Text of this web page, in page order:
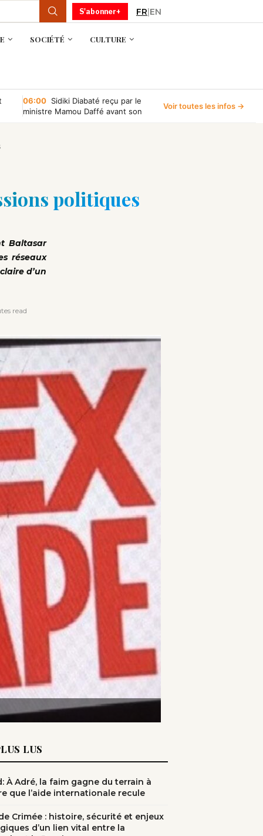
S'abonner+ FR|EN
SOCIÉTÉ CULTURE
06:00 Sidiki Diabaté reçu par le
ministre Mamou Daffé avant son
Voir toutes les infos →
politiques
Baltasar
réseaux
d’un
read
LUS
À Adré, la faim gagne du terrain à
que l’aide internationale recule
Crimée : histoire, sécurité et enjeux
d’un lien vital entre la